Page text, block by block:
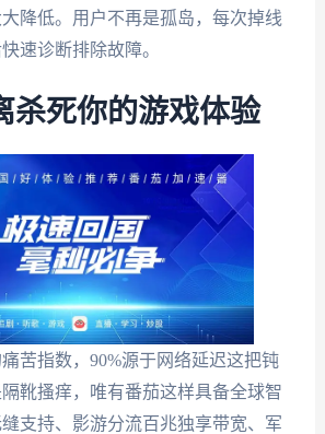
降低。用户不再是孤岛，每次掉线
速诊断排除故障。
杀死你的游戏体验
苦指数，90%源于网络延迟这把钝
靴搔痒，唯有番茄这样具备全球智
支持、影游分流百兆独享带宽、军